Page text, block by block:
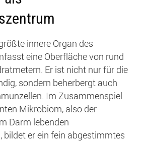
innere Organ des
eine Oberfläche von rund
Er ist nicht nur für die
sondern beherbergt auch
Im Zusammenspiel
Mikrobiom, also der
Darm lebenden
bildet er ein fein abgestimmtes